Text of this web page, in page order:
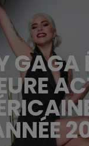
GAGA